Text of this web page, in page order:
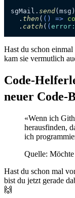
sgMail. send(msg)
  .
then ( () =>
  .
catch ( (error
Hast du schon
kam sie vermutlich
Code-
neuer Code-
«Wenn ich
herausfinden,
ich
Quelle:
Hast du schon mal
bist du jetzt gerade
🙌